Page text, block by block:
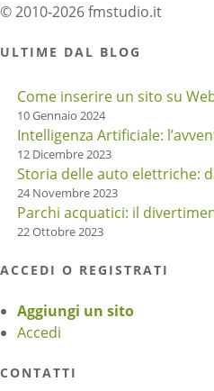
© 2010-2026 fmstudio.it
ULTIME DAL BLOG
Come inserire un sito su
10 Gennaio 2024
Intelligenza Artificiale:
12 Dicembre 2023
Storia delle auto elettriche:
24 Novembre 2023
Parchi acquatici: il
22 Ottobre 2023
ACCEDI O REGISTRATI
Aggiungi un sito
Accedi
CONTATTI